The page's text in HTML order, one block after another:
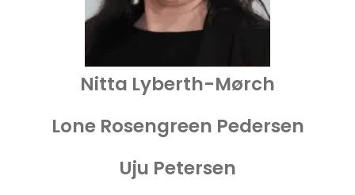
Nitta Lyberth-Mørch
Lone Rosengreen Pedersen
Uju Petersen